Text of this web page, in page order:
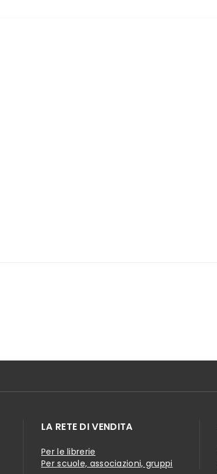
LA RETE DI VENDITA
Per le librerie
Per scuole, associazioni, gruppi